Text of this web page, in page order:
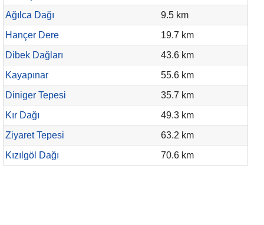
Ağılca Dağı
9.5 km
Hançer Dere
19.7 km
Dibek Dağları
43.6 km
Kayapınar
55.6 km
Diniger Tepesi
35.7 km
Kır Dağı
49.3 km
Ziyaret Tepesi
63.2 km
Kızılgöl Dağı
70.6 km